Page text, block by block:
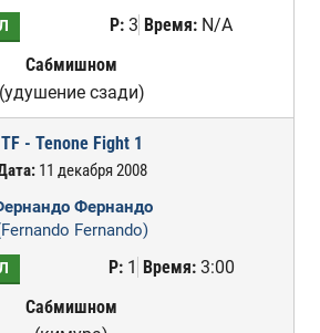
Р: 3 Время: N/A
Сабмишном
(удушение сзади)
TF - Tenone Fight 1
11 декабря 2008
Фернандо
Fernando)
Р:1 Время:3:00
Сабмишном